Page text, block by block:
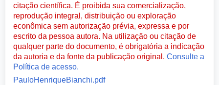
citação científica. É proibida sua comercialização,
reprodução integral, distribuição ou exploração
econômica sem autorização prévia, expressa e por
escrito da pessoa autora. Na utilização ou citação de
qualquer parte do documento, é obrigatória a indicação
da autoria e da fonte da publicação original.Consulte a
Política de acesso.
PauloHenriqueBianchi.pdf